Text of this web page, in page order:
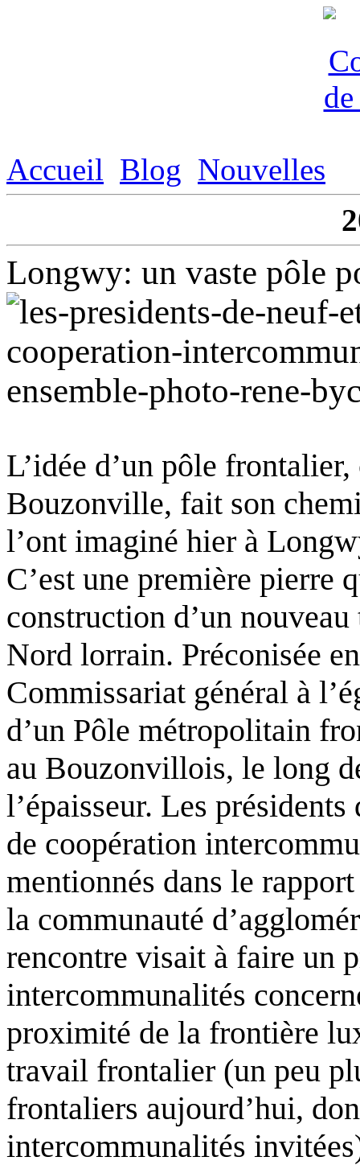
Accueil Blog Nouvelles
Longwy: un vaste pôle
L’idée d’un pôle
Bouzonville, fait son
l’ont imaginé hier à
C’est une première pierre
construction d’un
Nord lorrain. Préconisée
Commissariat général à
d’un Pôle métropolitain
au Bouzonvillois, le long
l’épaisseur. Les
de coopération
mentionnés dans le
la communauté
rencontre visait à faire un
intercommunalités
proximité de la frontière
travail frontalier (un peu
frontaliers aujourd’hui,
intercommunalités